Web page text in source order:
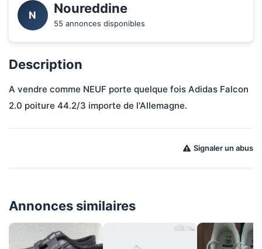
N Noureddine
55 annonces disponibles
Description
A vendre comme NEUF porte quelque fois Adidas Falcon
2.0 poiture 44.2/3 importe de l'Allemagne.
Signaler un abus
Annonces similaires